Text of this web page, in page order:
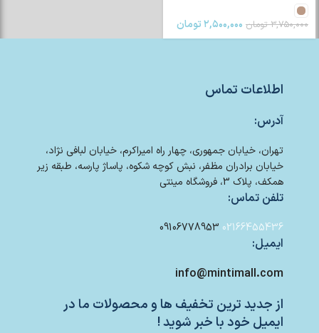
۳,۷۵۰,۰۰۰ تومان ۲,۵۰۰,۰۰۰تومان
اطلاعات تماس
آدرس:
تهران، خیابان جمهوری، چهار راه امیراکرم، خیابان لبافی نژاد،
خیابان برادران مظفر، نبش کوچه شکوه، پاساژ پارسه، طبقه زیر
همکف، پلاک 3، فروشگاه مینتی
تلفن تماس:
02166455436
09106778953
ایمیل:
info@mintimall.com
از جدید ترین تخفیف ها و محصولات ما در
ایمیل خود با خبر شوید !